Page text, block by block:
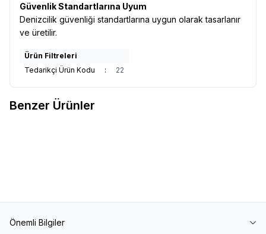
Güvenlik Standartlarına Uyum
Denizcilik güvenliği standartlarına uygun olarak tasarlanır
ve üretilir.
Ürün Filtreleri
Tedarikçi Ürün Kodu
: 22
Benzer Ürünler
Önemli Bilgiler